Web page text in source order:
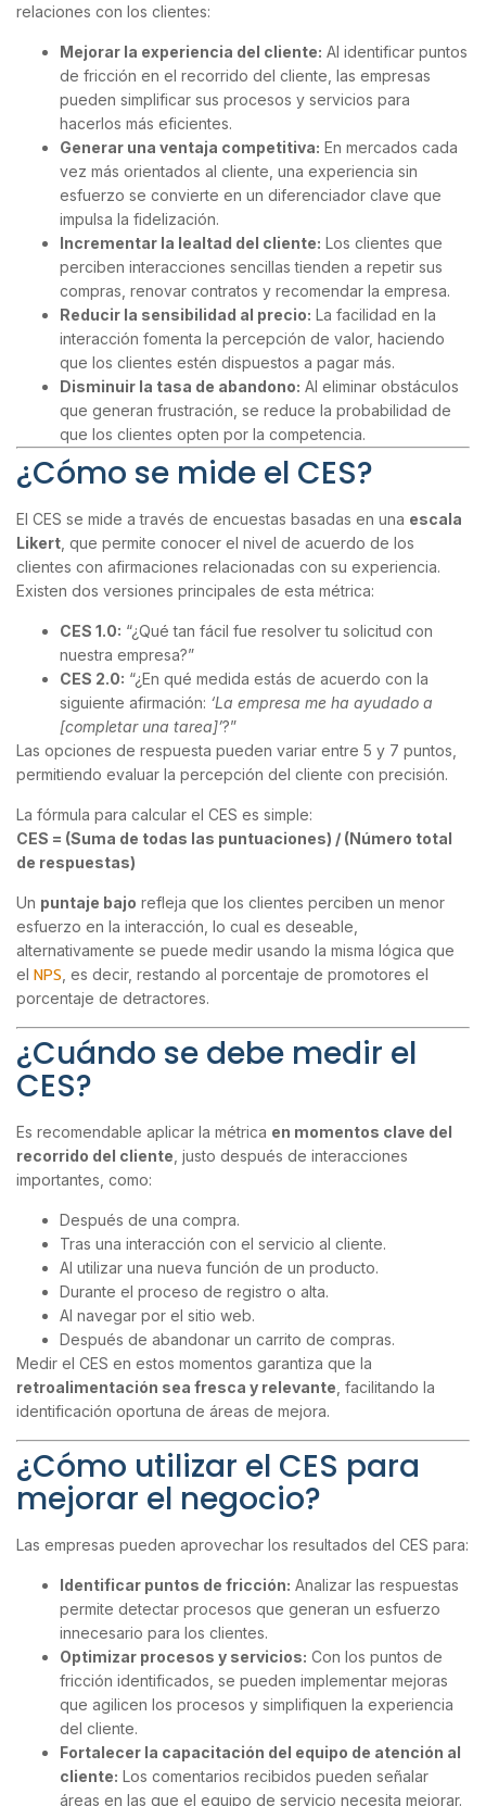
relaciones con los clientes:
Mejorar la experiencia del cliente: Al identificar puntos
de fricción en el recorrido del cliente, las empresas
pueden simplificar sus procesos y servicios para
hacerlos más eficientes.
Generar una ventaja competitiva: En mercados cada
vez más orientados al cliente, una experiencia sin
esfuerzo se convierte en un diferenciador clave que
impulsa la fidelización.
Incrementar la lealtad del cliente: Los clientes que
perciben interacciones sencillas tienden a repetir sus
compras, renovar contratos y recomendar la empresa.
Reducir la sensibilidad al precio: La facilidad en la
interacción fomenta la percepción de valor, haciendo
que los clientes estén dispuestos a pagar más.
Disminuir la tasa de abandono: Al eliminar obstáculos
que generan frustración, se reduce la probabilidad de
que los clientes opten por la competencia.
¿Cómo se mide el CES?
El CES se mide a través de encuestas basadas en una escala
Likert , que permite conocer el nivel de acuerdo de los
clientes con afirmaciones relacionadas con su experiencia.
Existen dos versiones principales de esta métrica:
CES 1.0: “¿Qué tan fácil fue resolver tu solicitud con
nuestra empresa?”
CES 2.0: “¿En qué medida estás de acuerdo con la
siguiente afirmación: ‘La empresa me ha ayudado a
[completar una tarea]’?”
Las opciones de respuesta pueden variar entre 5 y 7 puntos,
permitiendo evaluar la percepción del cliente con precisión.
La fórmula para calcular el CES es simple:
CES = (Suma de todas las puntuaciones) / (Número total
de respuestas)
Un puntaje bajo refleja que los clientes perciben un menor
esfuerzo en la interacción, lo cual es deseable,
alternativamente se puede medir usando la misma lógica que
el NPS , es decir, restando al porcentaje de promotores el
porcentaje de detractores.
¿Cuándo se debe medir el
CES?
Es recomendable aplicar la métrica en momentos clave del
recorrido del cliente , justo después de interacciones
importantes, como:
Después de una compra.
Tras una interacción con el servicio al cliente.
Al utilizar una nueva función de un producto.
Durante el proceso de registro o alta.
Al navegar por el sitio web.
Después de abandonar un carrito de compras.
Medir el CES en estos momentos garantiza que la
retroalimentación sea fresca y relevante , facilitando la
identificación oportuna de áreas de mejora.
¿Cómo utilizar el CES para
mejorar el negocio?
Las empresas pueden aprovechar los resultados del CES para:
Identificar puntos de fricción: Analizar las respuestas
permite detectar procesos que generan un esfuerzo
innecesario para los clientes.
Optimizar procesos y servicios: Con los puntos de
fricción identificados, se pueden implementar mejoras
que agilicen los procesos y simplifiquen la experiencia
del cliente.
Fortalecer la capacitación del equipo de atención al
cliente: Los comentarios recibidos pueden señalar
áreas en las que el equipo de servicio necesita mejorar.